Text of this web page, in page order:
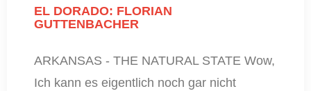
EL DORADO: FLORIAN
GUTTENBACHER
ARKANSAS - THE NATURAL STATE Wow,
Ich kann es eigentlich noch gar nicht